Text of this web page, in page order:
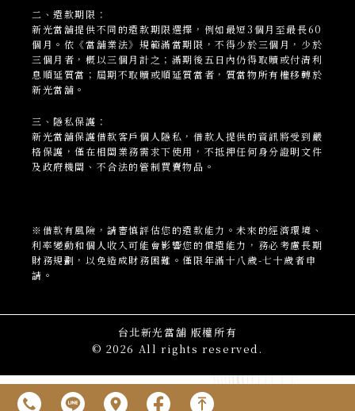
二、還款期限：
新光當舖提供不同的還款期限選擇，例如最短3個月至最長60
個月。依《當舖業法》規範滿當期限，不得少於三個月，少於
三個月者，概以三個月計之；滿期後五日內仍得取贖或付清利
息順延質當；屆期不取贖或順延質當者，質當物所有權移轉於
新光當舖。
三、隱私保護：
新光當舖保護借款客戶個人隱私，借款人提供的資訊將受到嚴
格保護，僅在相關業務需求下使用，不抵押任何身分證明文件
及政府機關、不合法的管制買賣物品。
※借款有風險，請審慎評估您的還款能力。未來的經濟環境、
利率變動和個人收入可能會影響您的償還能力，務必考慮長期
財務規劃，以免造成財務困難。僅限年滿十八歲-七十歲者申
請。
台北新光當舖 版權所有
© 2026 All rights reserved.